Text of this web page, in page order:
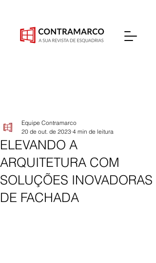
ELEVANDO A
ARQUITETURA COM
SOLUÇÕES INOVADORAS
DE FACHADA
Equipe Contramarco
20 de out. de 2023 4 min de leitura